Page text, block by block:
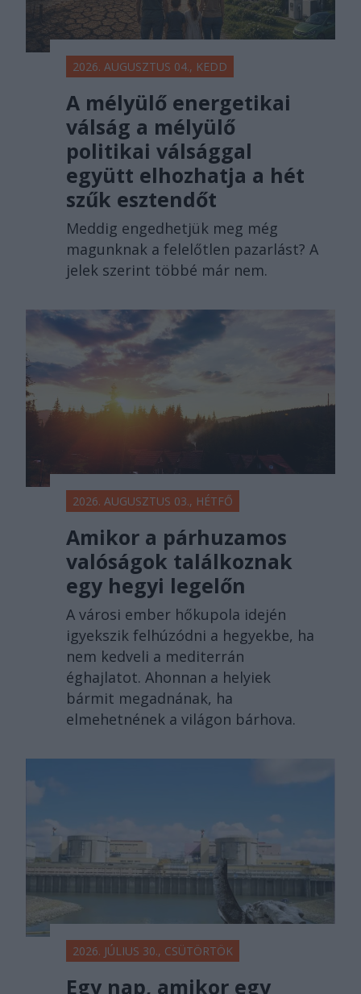
2026. AUGUSZTUS 04., KEDD
A mélyülő energetikai
válság a mélyülő
politikai válsággal
együtt elhozhatja a hét
szűk esztendőt
Meddig engedhetjük meg még
magunknak a felelőtlen pazarlást? A
jelek szerint többé már nem.
2026. AUGUSZTUS 03., HÉTFŐ
Amikor a párhuzamos
valóságok találkoznak
egy hegyi legelőn
A városi ember hőkupola idején
igyekszik felhúzódni a hegyekbe, ha
nem kedveli a mediterrán
éghajlatot. Ahonnan a helyiek
bármit megadnának, ha
elmehetnének a világon bárhova.
2026. JÚLIUS 30., CSÜTÖRTÖK
Egy nap, amikor egy